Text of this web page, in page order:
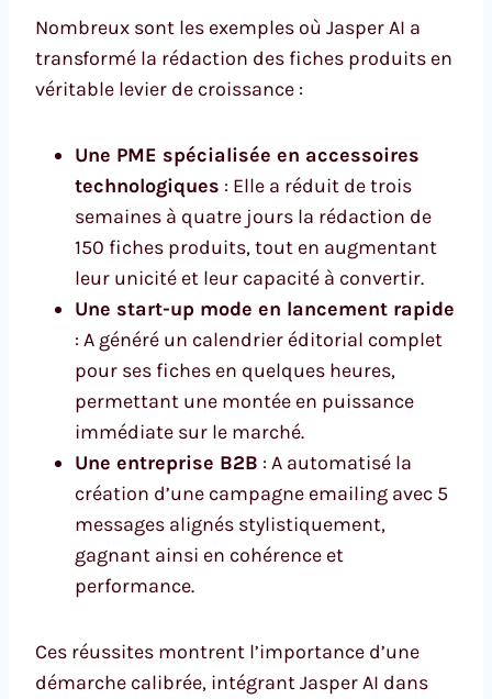
Nombreux sont les exemples où Jasper AI a
transformé la rédaction des fiches produits en
véritable levier de croissance :
Une PME spécialisée en accessoires
technologiques : Elle a réduit de trois
semaines à quatre jours la rédaction de
150 fiches produits, tout en augmentant
leur unicité et leur capacité à convertir.
Une start-up mode en lancement rapide
: A généré un calendrier éditorial complet
pour ses fiches en quelques heures,
permettant une montée en puissance
immédiate sur le marché.
Une entreprise B2B : A automatisé la
création d’une campagne emailing avec 5
messages alignés stylistiquement,
gagnant ainsi en cohérence et
performance.
Ces réussites montrent l’importance d’une
démarche calibrée, intégrant Jasper AI dans